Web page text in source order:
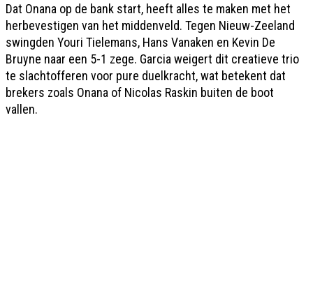
Dat Onana op de bank start, heeft alles te maken met het
herbevestigen van het middenveld. Tegen Nieuw-Zeeland
swingden Youri Tielemans, Hans Vanaken en Kevin De
Bruyne naar een 5-1 zege. Garcia weigert dit creatieve trio
te slachtofferen voor pure duelkracht, wat betekent dat
brekers zoals Onana of Nicolas Raskin buiten de boot
vallen.